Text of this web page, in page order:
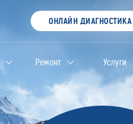
Ремонт Услуги
ОНЛАЙН ДИАГНОСТИКА